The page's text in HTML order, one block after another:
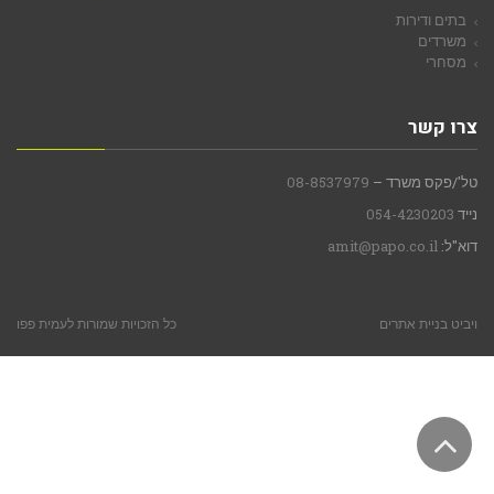
בתים ודירות
משרדים
מסחרי
צרו קשר
טל'/פקס משרד – 08-8537979
נייד 054-4230203
דוא"ל: amit@papo.co.il
ויביט בניית אתרים כל הזכויות שמורות לעמית פפו
גלילה
לראש